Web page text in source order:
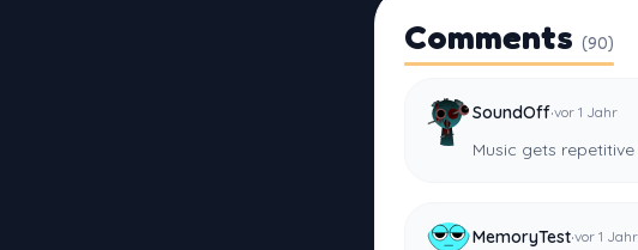
Comments (90)
SoundOff·vor 1 Jahr
Music gets
MemoryTest·vor 1 Jahr